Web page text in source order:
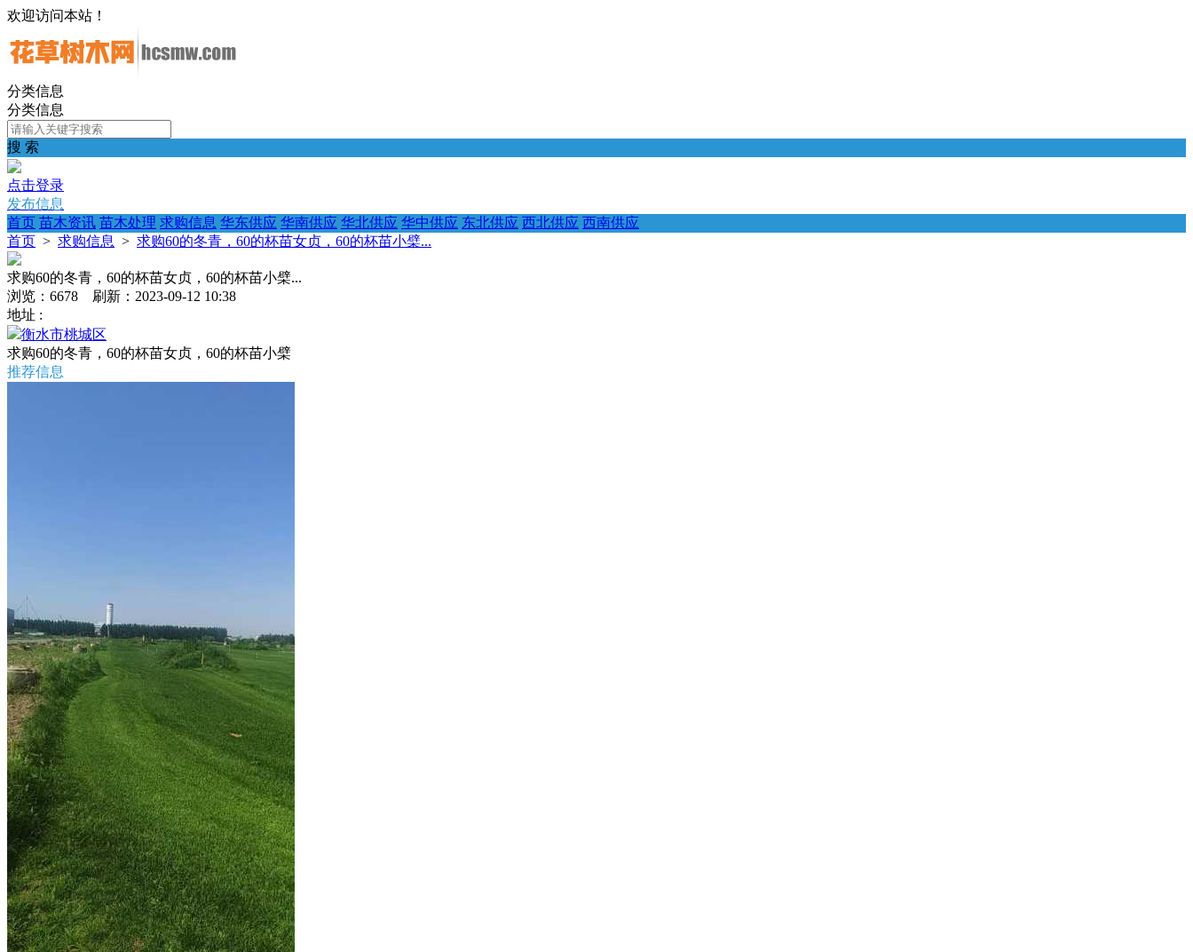
欢迎访问本站！
分类信息
分类信息
搜 索
点击登录
发布信息
首页 苗木资讯 苗木处理 求购信息 华东供应 华南供应 华北供应 华中供应 东北供应 西北供应 西南供应
首页 > 求购信息 > 求购60的冬青，60的杯苗女贞，60的杯苗小檗...
求购60的冬青，60的杯苗女贞，60的杯苗小檗...
浏览：6678 刷新：2023-09-12 10:38
地址 :
衡水市桃城区
求购60的冬青，60的杯苗女贞，60的杯苗小檗
推荐信息